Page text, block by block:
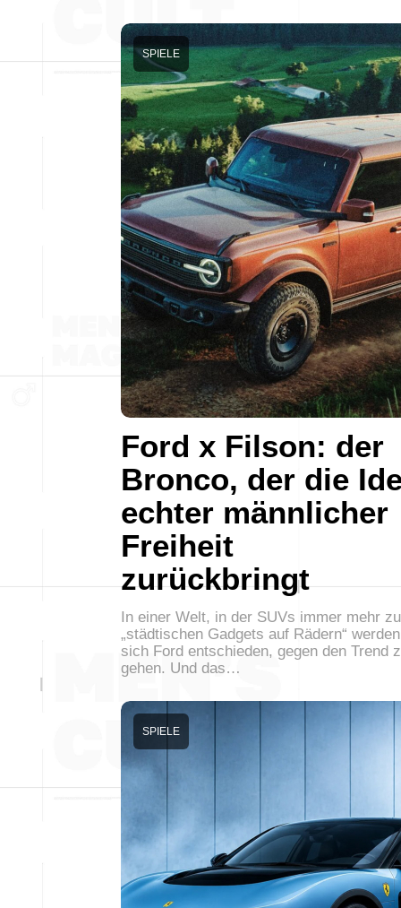
Ford x Filson: der
Bronco, der die
echter männlicher
Freiheit
zurückbringt
SPIELE
In einer Welt, in der SUVs immer mehr zu
„städtischen Gadgets auf Rädern“
sich Ford entschieden, gegen den Trend
gehen. Und das…
SPIELE